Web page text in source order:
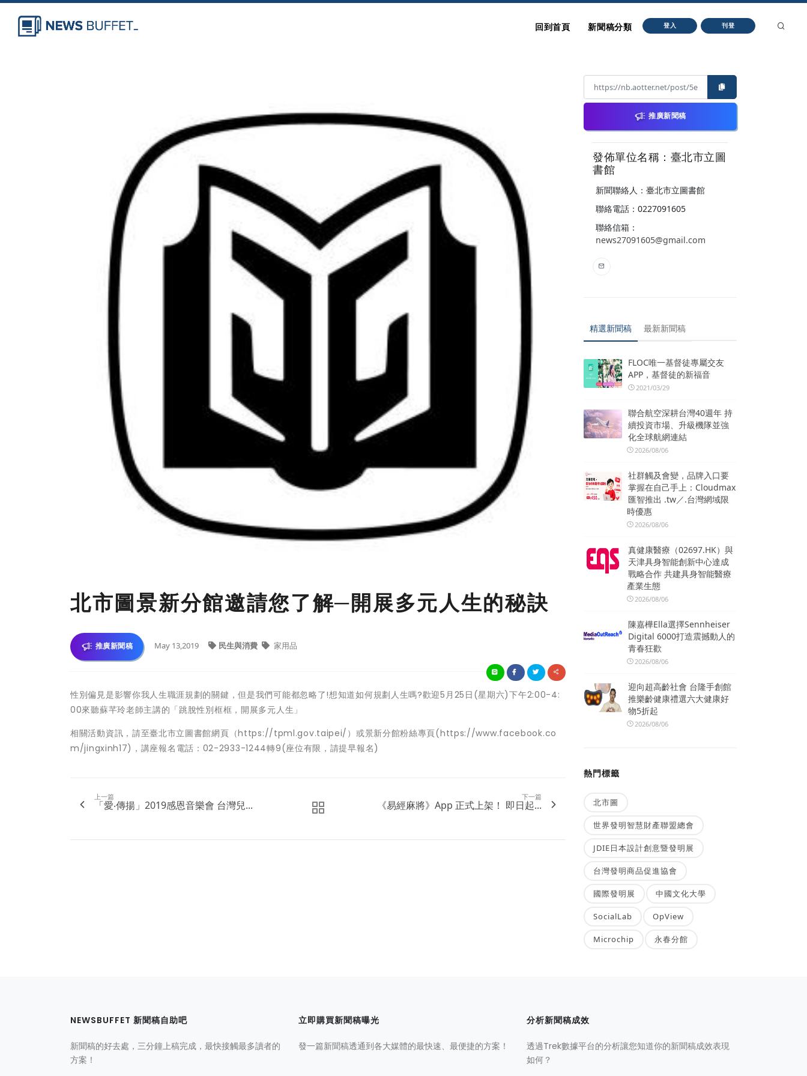
回到首頁 新聞稿分類 登入 刊登
北市圖景新分館邀請您了解─開展多元人生的秘訣
推廣新聞稿 May 13,2019 民生與消費 家用品
性別偏見是影響你我人生職涯規劃的關鍵，但是我們可能都忽略了!想知道如何規劃人生嗎?歡迎5月25日(星期六)下午2:00-4:
00來聽蘇芊玲老師主講的「跳脫性別框框，開展多元人生」
相關活動資訊，請至臺北市立圖書館網頁（https://tpml.gov.taipei/）或景新分館粉絲專頁(https://www.facebook.co
m/jingxinh17)，講座報名電話：02-2933-1244轉9(座位有限，請提早報名)
上一篇
「愛‧傳揚」2019感恩音樂會 台灣兒...
下一篇
《易經麻將》App 正式上架！ 即日起...
推廣新聞稿
發佈單位名稱：臺北市立圖
書館
新聞聯絡人：臺北市立圖書館
聯絡電話：0227091605
聯絡信箱：
news27091605@gmail.com
精選新聞稿 最新新聞稿
FLOC唯一基督徒專屬交友
APP，基督徒的新福音
2021/03/29
聯合航空深耕台灣40週年 持
續投資市場、升級機隊並強
化全球航網連結
2026/08/06
社群觸及會變，品牌入口要
掌握在自己手上：Cloudmax
匯智推出 .tw／.台灣網域限
時優惠
2026/08/06
真健康醫療（02697.HK）與
天津具身智能創新中心達成
戰略合作 共建具身智能醫療
產業生態
2026/08/06
陳嘉樺Ella選擇Sennheiser
Digital 6000打造震撼動人的
青春狂歡
2026/08/06
迎向超高齡社會 台隆手創館
推樂齡健康禮選六大健康好
物5折起
2026/08/06
熱門標籤
北市圖
世界發明智慧財產聯盟總會
JDIE日本設計創意暨發明展
台灣發明商品促進協會
國際發明展 中國文化大學
SocialLab OpView
Microchip 永春分館
NEWSBUFFET 新聞稿自助吧
新聞稿的好去處，三分鐘上稿完成，最快接觸最多讀者的
方案！
立即購買新聞稿曝光
發一篇新聞稿透通到各大媒體的最快速、最便捷的方案！
分析新聞稿成效
透過Trek數據平台的分析讓您知道你的新聞稿成效表現
如何？